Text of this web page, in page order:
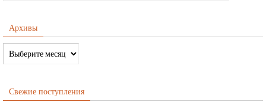
Архивы
Свежие поступления